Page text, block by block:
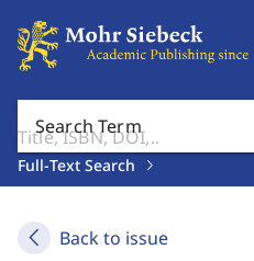
Search Term
Full-Text Search
Back to issue